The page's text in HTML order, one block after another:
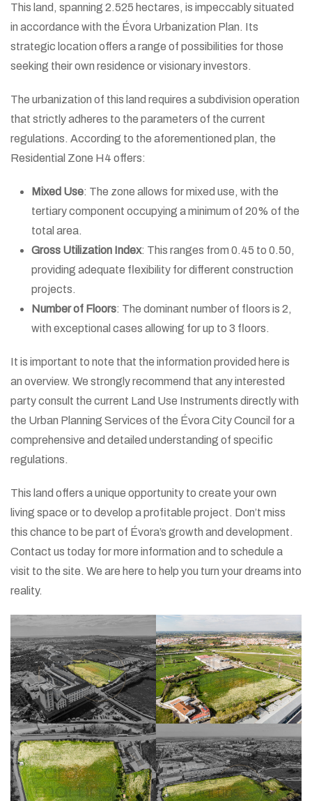
This land, spanning 2.525 hectares, is impeccably situated
in accordance with the Évora Urbanization Plan. Its
strategic location offers a range of possibilities for those
seeking their own residence or visionary investors.
The urbanization of this land requires a subdivision operation
that strictly adheres to the parameters of the current
regulations. According to the aforementioned plan, the
Residential Zone H4 offers:
Mixed Use: The zone allows for mixed use, with the
tertiary component occupying a minimum of 20% of the
total area.
Gross Utilization Index: This ranges from 0.45 to 0.50,
providing adequate flexibility for different construction
projects.
Number of Floors: The dominant number of floors is 2,
with exceptional cases allowing for up to 3 floors.
It is important to note that the information provided here is
an overview. We strongly recommend that any interested
party consult the current Land Use Instruments directly with
the Urban Planning Services of the Évora City Council for a
comprehensive and detailed understanding of specific
regulations.
This land offers a unique opportunity to create your own
living space or to develop a profitable project. Don’t miss
this chance to be part of Évora’s growth and development.
Contact us today for more information and to schedule a
visit to the site. We are here to help you turn your dreams into
reality.